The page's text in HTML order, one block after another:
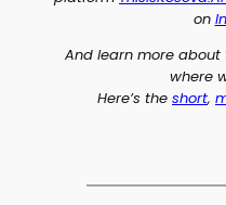
on
And learn more
where
Here’s the short,